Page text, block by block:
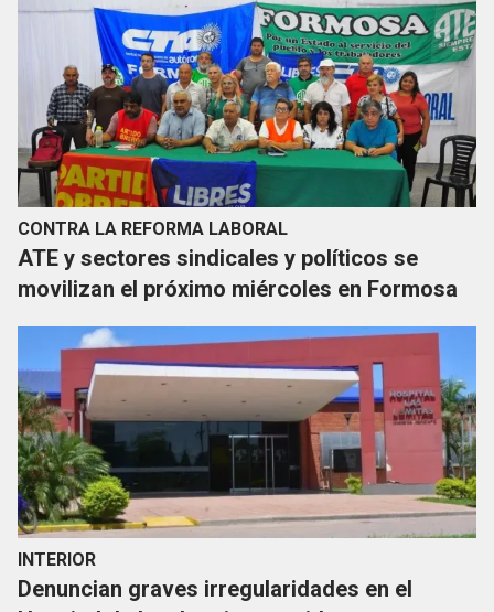
CONTRA LA REFORMA LABORAL
ATE y sectores sindicales y políticos se
movilizan el próximo miércoles en Formosa
INTERIOR
Denuncian graves irregularidades en el